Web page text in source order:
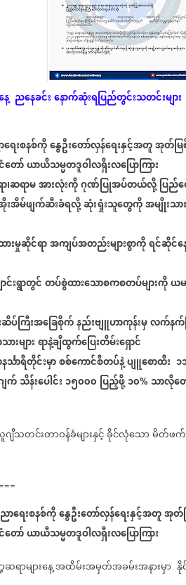
ညနေခင်းနောက်ဆုံးရပြည်တွင်းသတင်းများ
ေးစနစ်ကိုနွေဦးတော်လှန်ရေးနှင့်အတူအုတ်မ
တော်ယာယီသမ္မတဒူဝါလရှီးလပြောကြား
၊ဆရာမအားလုံးကိုဂုဏ်ပြုအပ်တယ်လို့ပြည်
းအိမ်ဖျက်ဆီးခံရလို့ဆုံးရှုံးသူတွေကိုအမျိုးသ
ားမှုဆိုင်ရာအကျပ်အတည်းများစွာကိုရင်ဆိုင်
ာင်းရွာတွင်တပ်စွဲထားသောစကစတပ်များကိုယ
ပ်ကြီးအခြေစိုက်နည်းဗျူဟာကုန်းမှလက်နက်
းများရာနဲ့ချီထွက်ပြေးတိမ်းရှောင်
င်္သာရီတိုင်းမှာစစ်ကောင်စီတပ်နဲ့ပျူစောထီး ၁
ျက်သိန်းပေါင်း၁၅၀၀၀ ပြည့်ဖို့၁၀% သာလိုတ
သတင်းတာဝန်ခံများနှင့်ခိုင်လုံသောမိတ်ဖက်
ရေးစနစ်ကိုနွေဦးတော်လှန်ရေးနှင့်အတူအုတ်
တော်ယာယီသမ္မတဒူဝါလရှီးလပြောကြား
ဆရာများနေ့အထိမ်းအမှတ်အခမ်းအနားမှာ